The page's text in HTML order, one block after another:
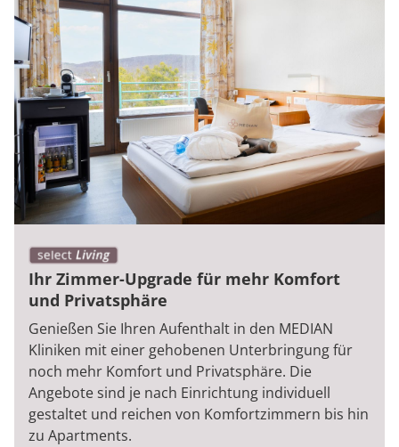
Ihr Zimmer-Upgrade für mehr Komfort
und Privatsphäre
Genießen Sie Ihren Aufenthalt in den MEDIAN
Kliniken mit einer gehobenen Unterbringung für
noch mehr Komfort und Privatsphäre. Die
Angebote sind je nach Einrichtung individuell
gestaltet und reichen von Komfortzimmern bis hin
zu Apartments.